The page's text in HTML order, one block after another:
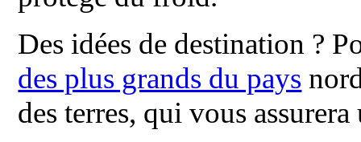
Des idées de destination ?
des plus grands du pays
des terres, qui vous